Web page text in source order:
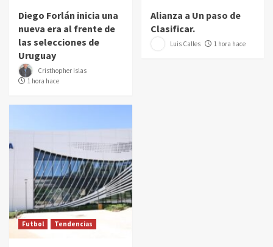
Diego Forlán inicia una
nueva era al frente de
las selecciones de
Uruguay
Cristhopher Islas
1 hora hace
Alianza a Un paso de
Clasificar.
Luis Calles 1 hora hace
Futbol Tendencias